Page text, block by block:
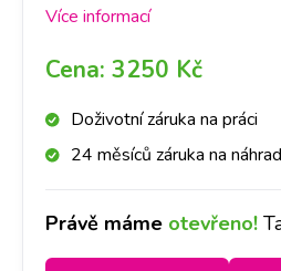
Vašeho iPhone 8 , abychom
s Vámi spojíme a domluvíme
ceně opravy.
Více informací
Cena: 3250 Kč
Doživotní záruka na práci
24 měsíců záruka na
Právě máme otevřeno!